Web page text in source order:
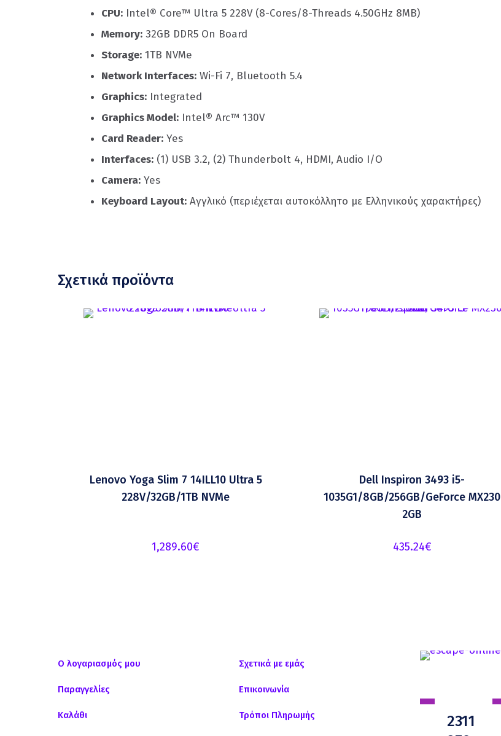
CPU:Intel® Core™ Ultra 5 228V (8-Cores/8-Threads 4.50GHz 8MB)
Memory:32GB DDR5 On Board
Storage:1TB NVMe
Network Interfaces:Wi-Fi 7, Bluetooth 5.4
Graphics:Integrated
Graphics Model:Intel® Arc™ 130V
Card Reader:Yes
Interfaces:(1) USB 3.2, (2) Thunderbolt 4, HDMI, Audio I/O
Camera:Yes
Keyboard Layout:Αγγλικό (περιέχεται αυτοκόλλητο με Ελληνικούς χαρακτήρες)
Σχετικά προϊόντα
Lenovo Yoga Slim 7 14ILL10 Ultra 5
228V/32GB/1TB NVMe
1,289.60€
Dell Inspiron 3493 i5-
1035G1/8GB/256GB/GeForce MX230
2GB
435.24€
Ο λογαριασμός μου
Παραγγελίες
Καλάθι
Σχετικά με εμάς
Επικοινωνία
Τρόποι Πληρωμής
2311